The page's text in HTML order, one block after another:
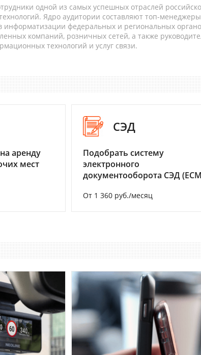
одной из самых успешных отраслей
Ядро аудитории составляют топ-
информатизации федеральных и региональных
компаний, розничных сетей, а также
технологий и услуг связи.
аренду
мест
СЭД
Подобрать систему
электронного
документооборота СЭД
От 1 360 руб./месяц